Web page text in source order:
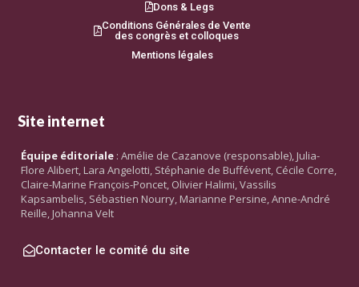
Dons & Legs
Conditions Générales de Vente
des congrès et colloques
Mentions légales
Site internet
Équipe éditoriale : Amélie de Cazanove (responsable), Julia-
Flore Alibert, Lara Angelotti, Stéphanie de Buffévent, Cécile Corre,
Claire-Marine François-Poncet, Olivier Halimi, Vassilis
Kapsambelis, Sébastien Nourry, Marianne Persine, Anne-André
Reille, Johanna Velt
Contacter le comité du site